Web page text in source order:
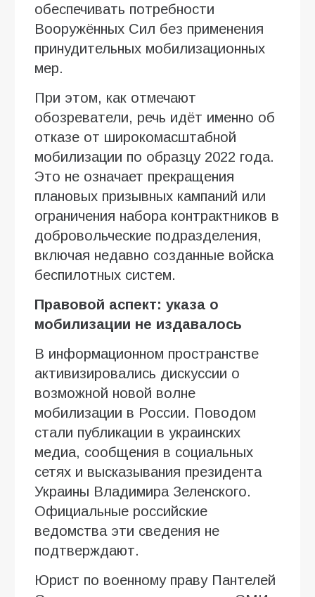
обеспечивать потребности
Вооружённых Сил без применения
принудительных мобилизационных
мер.
При этом, как отмечают
обозреватели, речь идёт именно об
отказе от широкомасштабной
мобилизации по образцу 2022 года.
Это не означает прекращения
плановых призывных кампаний или
ограничения набора контрактников в
добровольческие подразделения,
включая недавно созданные войска
беспилотных систем.
Правовой аспект: указа о
мобилизации не издавалось
В информационном пространстве
активизировались дискуссии о
возможной новой волне
мобилизации в России. Поводом
стали публикации в украинских
медиа, сообщения в социальных
сетях и высказывания президента
Украины Владимира Зеленского.
Официальные российские
ведомства эти сведения не
подтверждают.
Юрист по военному праву Пантелей